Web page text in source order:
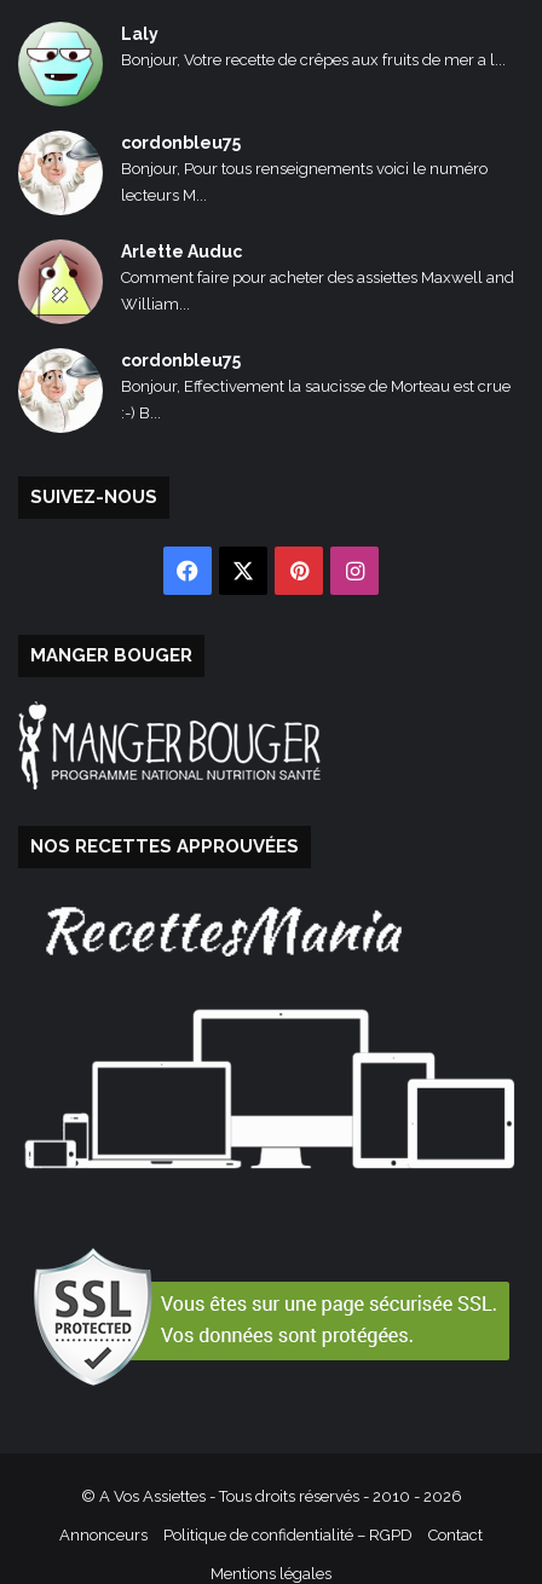
Laly
Bonjour, Votre recette de crêpes aux fruits de mer a l...
cordonbleu75
Bonjour, Pour tous renseignements voici le numéro
lecteurs M...
Arlette Auduc
Comment faire pour acheter des assiettes Maxwell and
William...
cordonbleu75
Bonjour, Effectivement la saucisse de Morteau est crue
:-) B...
SUIVEZ-NOUS
Facebook PinterestInstagram
MANGER BOUGER
NOS RECETTES APPROUVÉES
© A Vos Assiettes - Tous droits réservés - 2010 - 2026
Annonceurs Politique de confidentialité – RGPD Contact
Mentions légales